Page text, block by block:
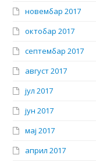
новембар 2017
октобар 2017
септембар 2017
август 2017
јул 2017
јун 2017
мај 2017
април 2017